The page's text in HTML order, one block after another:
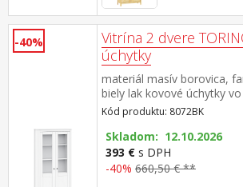
-40%
Vitrína 2 dvere
úchytky
materiál masív borovica,
biely lak kovové úchytky
prevedení černená mosadz
presklené dvere, štyri police
Kód produktu: 8072BK
Skladom: 12.10.2026
393 € s DPH
-40% 660,50 € **